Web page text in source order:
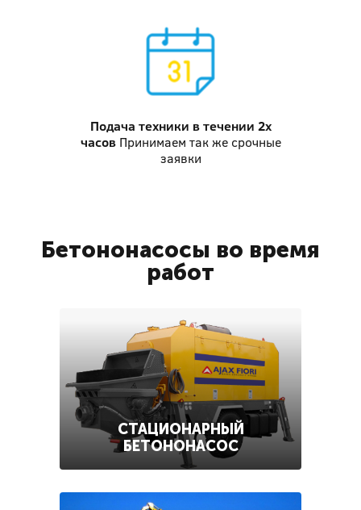
Подача техники в течении 2х
часов Принимаем так же срочные
заявки
Бетононасосы во время
работ
СТАЦИОНАРНЫЙ
БЕТОНОНАСОС